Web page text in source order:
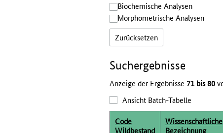
Bio­chemische Analysen
Morphometrische Analysen
Zurücksetzen
Such­ergebnisse
Anzeige der Ergebnisse 71 bis 80
Ansicht Batch-Tabelle
Code
Wildbestand
Wissenschaftliche
Bezeichnung